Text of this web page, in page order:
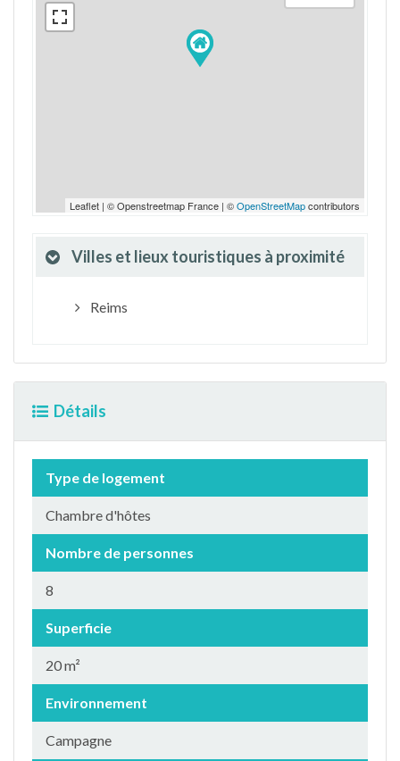
Leaflet | © Openstreetmap France | ©OpenStreetMapcontributors
Villes et lieux touristiques à proximité
Reims
Détails
Type de logement
Chambre d'hôtes
Nombre de personnes
8
Superficie
20 m²
Environnement
Campagne